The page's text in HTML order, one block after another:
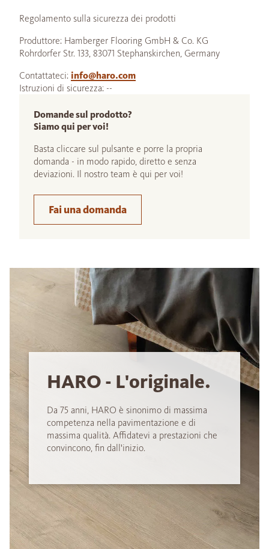
Regolamento sulla sicurezza dei prodotti
Produttore: Hamberger Flooring GmbH & Co. KG
Rohrdorfer Str. 133, 83071 Stephanskirchen, Germany
Contattateci: info@haro.com
Istruzioni di sicurezza: --
Domande sul prodotto?
Siamo qui per voi!
Basta cliccare sul pulsante e porre la propria
domanda - in modo rapido, diretto e senza
deviazioni. Il nostro team è qui per voi!
Fai una domanda
HARO - L'originale.
Da 75 anni, HARO è sinonimo di massima
competenza nella pavimentazione e di
massima qualità. Affidatevi a prestazioni che
convincono, fin dall'inizio.